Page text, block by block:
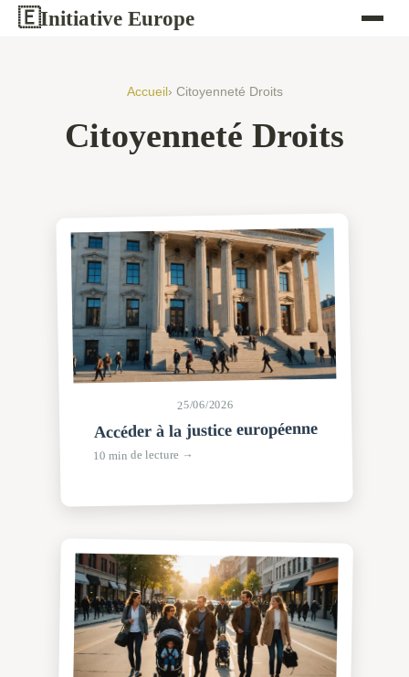
🇪Initiative Europe
Accueil › Citoyenneté Droits
Citoyenneté Droits
25/06/2026
Accéder à la justice européenne
10 min de lecture →